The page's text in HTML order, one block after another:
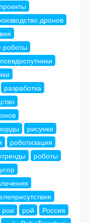
проекты
дронов
псевдоспутники
разработка
рисунки
роботизация
роботы
рои рой
Россия